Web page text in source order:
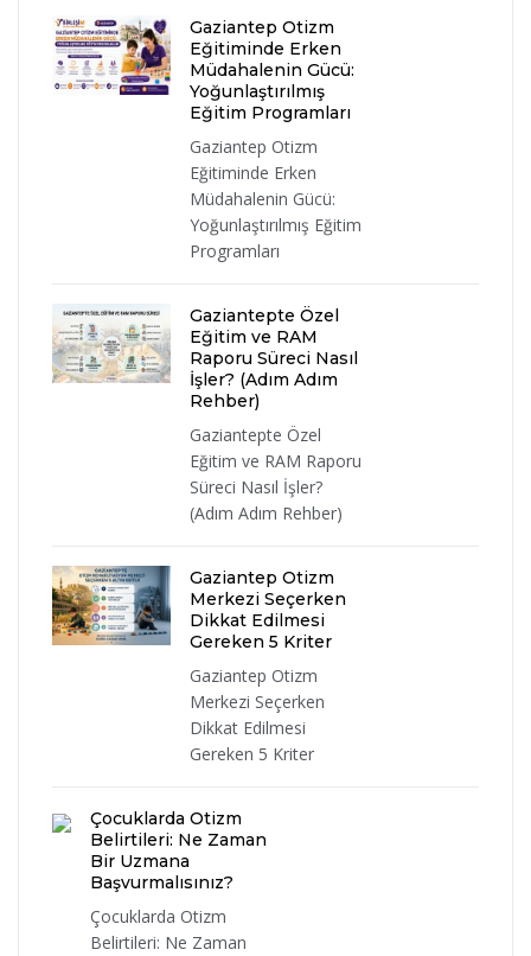
Gaziantep Otizm
Eğitiminde Erken
Müdahalenin Gücü:
Yoğunlaştırılmış
Eğitim Programları
Gaziantep Otizm
Eğitiminde Erken
Müdahalenin Gücü:
Yoğunlaştırılmış Eğitim
Programları
Gaziantepte Özel
Eğitim ve RAM
Raporu Süreci Nasıl
İşler? (Adım Adım
Rehber)
Gaziantepte Özel
Eğitim ve RAM Raporu
Süreci Nasıl İşler?
(Adım Adım Rehber)
Gaziantep Otizm
Merkezi Seçerken
Dikkat Edilmesi
Gereken 5 Kriter
Gaziantep Otizm
Merkezi Seçerken
Dikkat Edilmesi
Gereken 5 Kriter
Çocuklarda Otizm
Belirtileri: Ne Zaman
Bir Uzmana
Başvurmalısınız?
Çocuklarda Otizm
Belirtileri: Ne Zaman